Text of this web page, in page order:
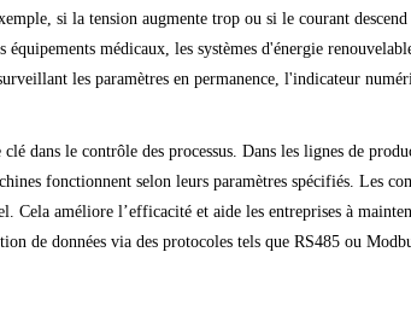
si la tension augmente trop ou si le courant
équipements médicaux, les systèmes d'énergie
les paramètres en permanence, l'indicateur
dans le contrôle des processus. Dans les lignes de
fonctionnent selon leurs paramètres spécifiés. Les
Cela améliore l’efficacité et aide les entreprises à
de données via des protocoles tels que RS485 ou